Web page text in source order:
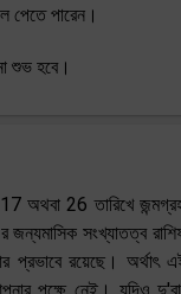
পেতে পারেন।
শুভ হবে।
অথবা 26 তারিখে
সংখ্যাতত্ব
রয়েছে। অর্থাৎ